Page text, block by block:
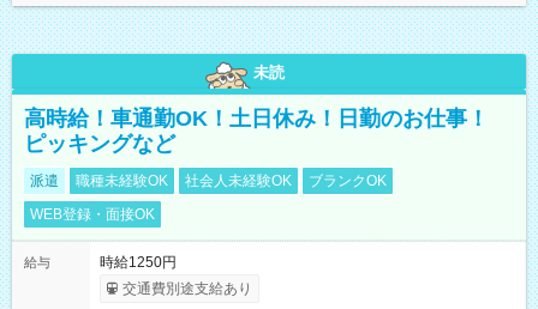
未読
高時給！車通勤OK！土日休み！日勤のお仕事！
ピッキングなど
派遣 職種未経験OK 社会人未経験OK
ブランクOK
WEB登録・面接OK
給与
時給1250円
交通費別途支給あり